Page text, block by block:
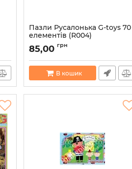
Пазли Русалонька G-toys 70
елементів (R004)
Артикул: 4824687635067
85,00 грн
В кошик